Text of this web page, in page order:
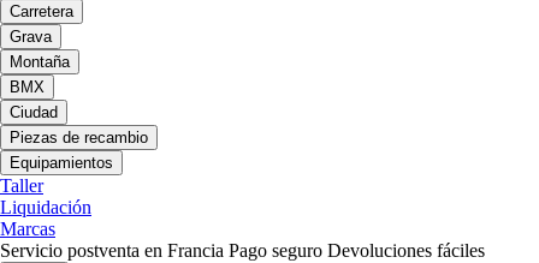
Carretera
Grava
Montaña
BMX
Ciudad
Piezas de recambio
Equipamientos
Taller
Liquidación
Marcas
Servicio postventa en Francia Pago seguro Devoluciones fáciles